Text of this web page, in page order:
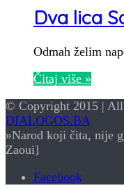
Dva lica
Odmah želim
Čitaj više »
© Copyright 2015 |
DIALOGOS.BA
»Narod koji čita, nije
Zaoui]
Facebook